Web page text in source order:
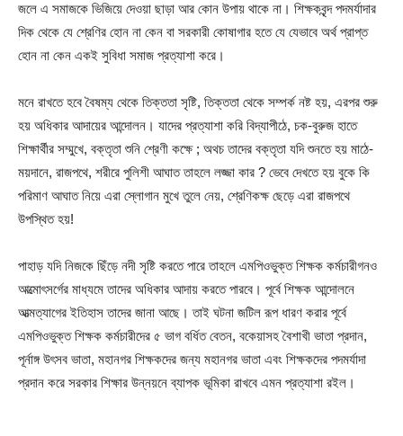
জলে এ সমাজকে ভিজিয়ে দেওয়া ছাড়া আর কোন উপায় থাকে না। শিক্ষকবৃন্দ পদমর্যাদার
দিক থেকে যে শ্রেণির হোন না কেন বা সরকারী কোষাগার হতে যে যেভাবে অর্থ প্রাপ্ত
হোন না কেন একই সুবিধা সমাজ প্রত্যাশা করে।
মনে রাখতে হবে বৈষম্য থেকে তিক্ততা সৃষ্টি, তিক্ততা থেকে সম্পর্ক নষ্ট হয়, এরপর শুরু
হয় অধিকার আদায়ের আন্দোলন। যাদের প্রত্যাশা করি বিদ্যাপীঠে, চক-বুরুজ হাতে
শিক্ষার্থীর সম্মুখে, বক্তৃতা শুনি শ্রেণী কক্ষে ; অথচ তাদের বক্তৃতা যদি শুনতে হয় মাঠে-
ময়দানে, রাজপথে, শরীরে পুলিশী আঘাত তাহলে লজ্জা কার ? ভেবে দেখতে হয় বুকে কি
পরিমাণ আঘাত নিয়ে এরা স্লোগান মুখে তুলে নেয়, শ্রেণিকক্ষ ছেড়ে এরা রাজপথে
উপস্থিত হয়!
পাহাড় যদি নিজকে ছিঁড়ে নদী সৃষ্টি করতে পারে তাহলে এমপিওভুক্ত শিক্ষক কর্মচারীগনও
আত্মোৎসর্গের মাধ্যমে তাদের অধিকার আদায় করতে পারবে। পূর্বে শিক্ষক আন্দোলনে
আত্মত্যাগের ইতিহাস তাদের জানা আছে। তাই ঘটনা জটিল রূপ ধারণ করার পূর্বে
এমপিওভুক্ত শিক্ষক কর্মচারীদের ৫ ভাগ বর্ধিত বেতন, বকেয়াসহ বৈশাখী ভাতা প্রদান,
পূর্নাঙ্গ উৎসব ভাতা, মহানগর শিক্ষকদের জন্য মহানগর ভাতা এবং শিক্ষকদের পদমর্যাদা
প্রদান করে সরকার শিক্ষার উন্নয়নে ব্যাপক ভূমিকা রাখবে এমন প্রত্যাশা রইল।